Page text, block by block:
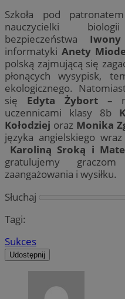
Szkoła pod
nauczycielki
bezpieczeństwa Iwony
informatyki Anety
polską zajmującą się
płonących wysypisk,
ekologicznego.
się Edyta Żybort–
uczennicami klasy 8b
Kołodziej oraz Monika
języka angielskiego
Karoliną Sroką i
gratulujemy
zaangażowania i wysiłku.
Słuchaj
Tagi:
Sukces
Udostępnij